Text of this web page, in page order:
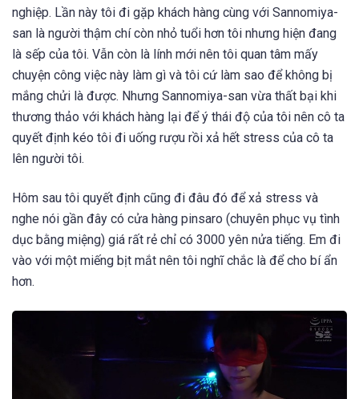
nghiệp. Lần này tôi đi gặp khách hàng cùng với Sannomiya-
san là người thậm chí còn nhỏ tuổi hơn tôi nhưng hiện đang
là sếp của tôi. Vẫn còn là lính mới nên tôi quan tâm mấy
chuyện công việc này làm gì và tôi cứ làm sao để không bị
mắng chửi là được. Nhưng Sannomiya-san vừa thất bại khi
thương thảo với khách hàng lại để ý thái độ của tôi nên cô ta
quyết định kéo tôi đi uống rượu rồi xả hết stress của cô ta
lên người tôi.
Hôm sau tôi quyết định cũng đi đâu đó để xả stress và
nghe nói gần đây có cửa hàng pinsaro (chuyên phục vụ tình
dục bằng miệng) giá rất rẻ chỉ có 3000 yên nửa tiếng. Em đi
vào với một miếng bịt mắt nên tôi nghĩ chắc là để cho bí ẩn
hơn.